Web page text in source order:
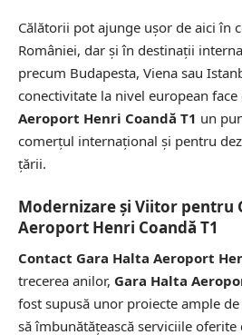
Călătorii pot ajunge ușor de aici în
României, dar și în destinații
precum Budapesta, Viena sau
conectivitate la nivel european face
Aeroport Henri Coandă T1 un
comerțul internațional și pentru
țării.
Modernizare și Viitor pentru
Aeroport Henri Coandă T1
Contact Gara Halta Aeroport
trecerea anilor, Gara Halta
fost supusă unor proiecte ample
să îmbunătățească serviciile oferite